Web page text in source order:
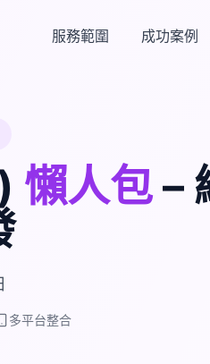
服務範圍 成功案例
懶人包–
多平台整合